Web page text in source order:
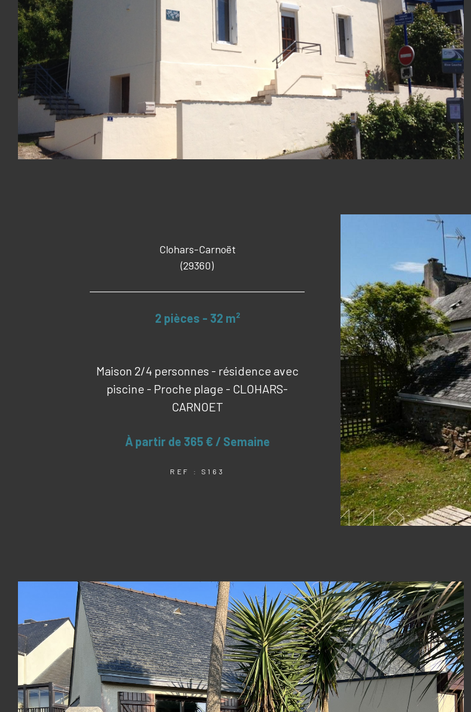
Clohars-Carnoët
(29360)
2 pièces - 32 m²
Maison 2/4 personnes - résidence avec
piscine - Proche plage - CLOHARS-
CARNOET
À partir de 365 € / Semaine
REF : S163